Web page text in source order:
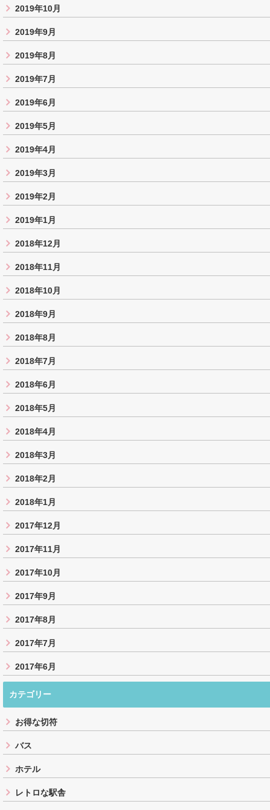
2019年10月
2019年9月
2019年8月
2019年7月
2019年6月
2019年5月
2019年4月
2019年3月
2019年2月
2019年1月
2018年12月
2018年11月
2018年10月
2018年9月
2018年8月
2018年7月
2018年6月
2018年5月
2018年4月
2018年3月
2018年2月
2018年1月
2017年12月
2017年11月
2017年10月
2017年9月
2017年8月
2017年7月
2017年6月
カテゴリー
お得な切符
バス
ホテル
レトロな駅舎